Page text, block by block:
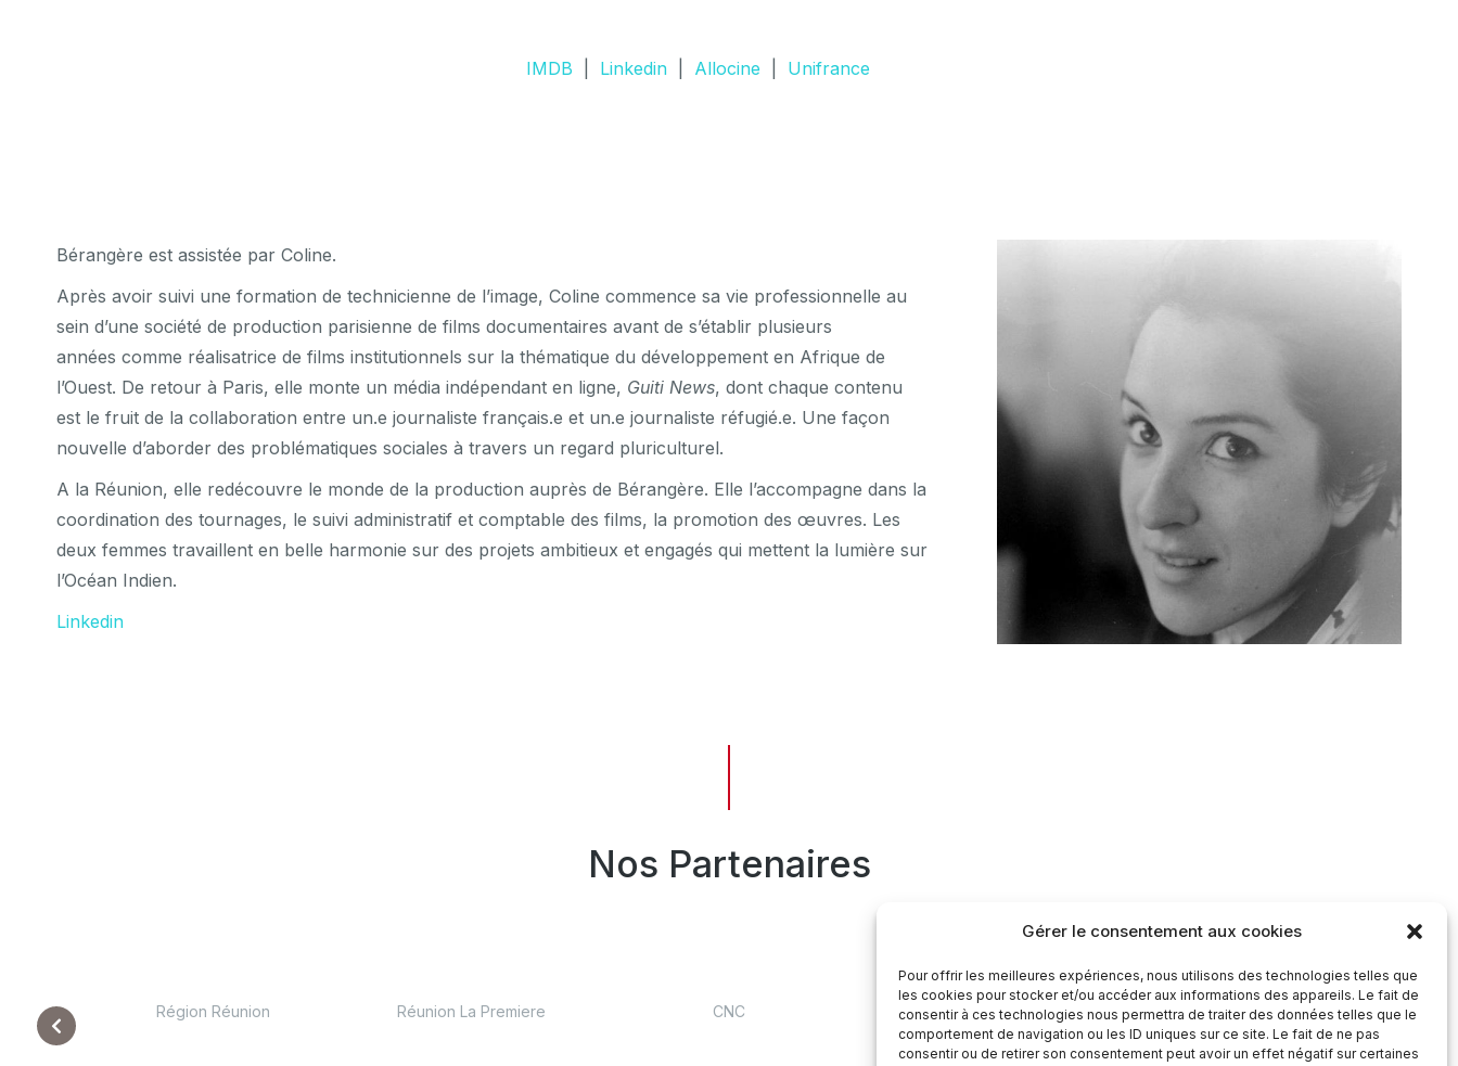
Gérer le consentement aux cookies
Pour offrir les meilleures expériences, nous utilisons des technologies telles que
les cookies pour stocker et/ou accéder aux informations des appareils. Le fait de
consentir à ces technologies nous permettra de traiter des données telles que le
comportement de navigation ou les ID uniques sur ce site. Le fait de ne pas
consentir ou de retirer son consentement peut avoir un effet négatif sur certaines
IMDB Linkedin Allocine Unifrance
Bérangère est assistée par Coline.
Après avoir suivi une formation de technicienne de l’image, Coline commence sa vie professionnelle au
sein d’une société de production parisienne de films documentaires avant de s’établir plusieurs
années comme réalisatrice de films institutionnels sur la thématique du développement en Afrique de
l’Ouest. De retour à Paris, elle monte un média indépendant en ligne, Guiti News, dont chaque contenu
est le fruit de la collaboration entre un.e journaliste français.e et un.e journaliste réfugié.e. Une façon
nouvelle d’aborder des problématiques sociales à travers un regard pluriculturel.
A la Réunion, elle redécouvre le monde de la production auprès de Bérangère. Elle l’accompagne dans la
coordination des tournages, le suivi administratif et comptable des films, la promotion des œuvres. Les
deux femmes travaillent en belle harmonie sur des projets ambitieux et engagés qui mettent la lumière sur
l’Océan Indien.
Linkedin
Nos Partenaires
Région Réunion Réunion La Premiere CNC Ministère des Outre Mer L’Académie des César